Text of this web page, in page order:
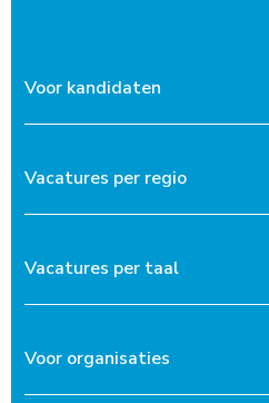
Voor kandidaten
Vacatures per regio
Vacatures per taal
Voor organisaties